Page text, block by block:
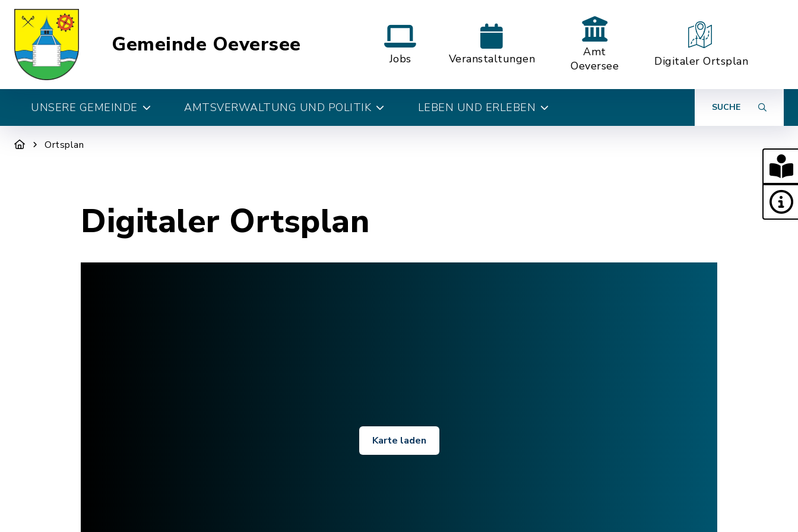
Gemeinde Oeversee
Jobs Veranstaltungen
Amt
Oeversee
Digitaler Ortsplan
UNSERE GEMEINDE AMTSVERWALTUNG UND POLITIK LEBEN UND ERLEBEN SUCHE
Ortsplan
Digitaler Ortsplan
Karte laden